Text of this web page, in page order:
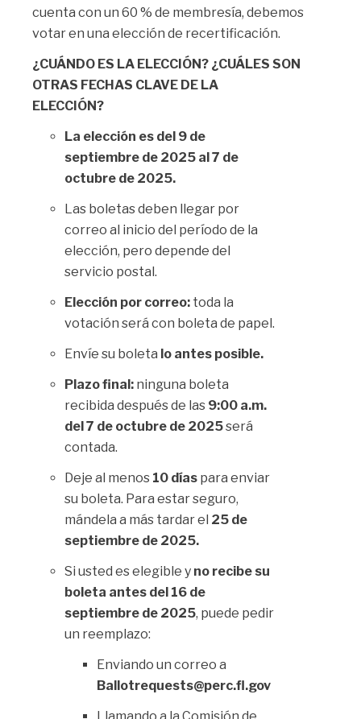
cuenta con un 60 % de membresía, debemos
votar en una elección de recertificación.
¿CUÁNDO ES LA ELECCIÓN? ¿CUÁLES SON
OTRAS FECHAS CLAVE DE LA
ELECCIÓN?
La elección es del 9 de
septiembre de 2025 al 7 de
octubre de 2025.
Las boletas deben llegar por
correo al inicio del período de la
elección, pero depende del
servicio postal.
Elección por correo: toda la
votación será con boleta de papel.
Envíe su boleta lo antes posible.
Plazo final: ninguna boleta
recibida después de las 9:00 a.m.
del 7 de octubre de 2025será
contada.
Deje al menos 10 días para enviar
su boleta. Para estar seguro,
mándela a más tardar el 25 de
septiembre de 2025.
Si usted es elegible y no recibe su
boleta antes del 16 de
septiembre de 2025, puede pedir
un reemplazo:
Enviando un correo a
Ballotrequests@perc.fl.gov